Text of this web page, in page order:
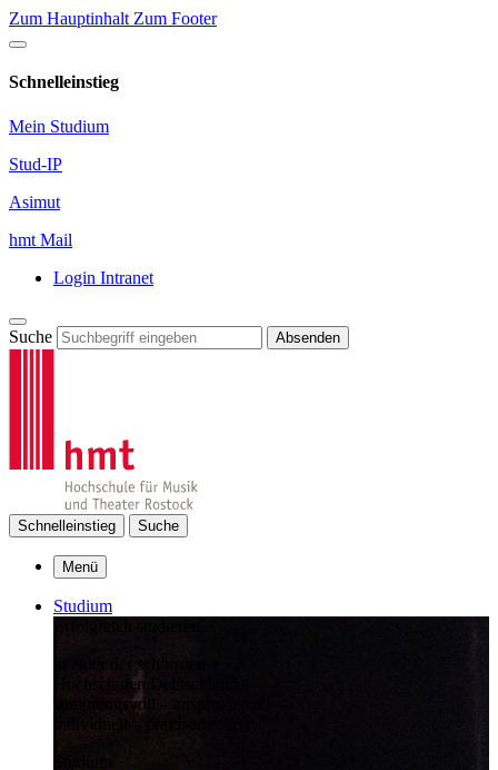
Zum Hauptinhalt Zum Footer
Schnelleinstieg
Mein Studium
Stud-IP
Asimut
hmt Mail
Login Intranet
Suche Absenden
Schnelleinstieg Suche
Menü
Studium
in einer der schönsten
Hochschulen Deutschlands:
stimmungsvoll – anspruchsvoll –
individuell – praxisorientiert